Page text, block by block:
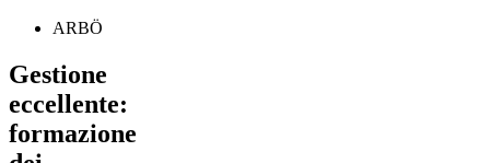
ARBÖ
Gestione
eccellente:
formazione